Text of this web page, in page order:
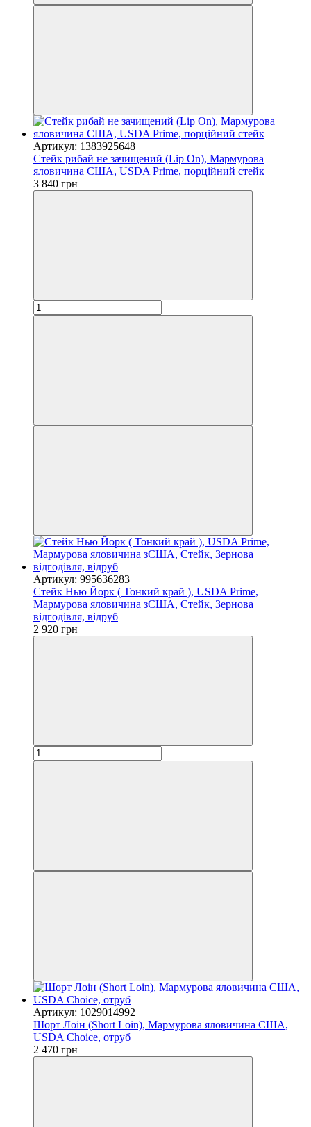
Артикул: 1383925648
Стейк рибай не зачищений (Lip On), Мармурова
яловичина США, USDA Prime, порційний стейк
3 840 грн
Артикул: 995636283
Стейк Нью Йорк ( Тонкий край ), USDA Prime,
Мармурова яловичина зСША, Стейк, Зернова
відгодівля, відруб
2 920 грн
Артикул: 1029014992
Шорт Лоін (Short Loin), Мармурова яловичина США,
USDA Choice, отруб
2 470 грн